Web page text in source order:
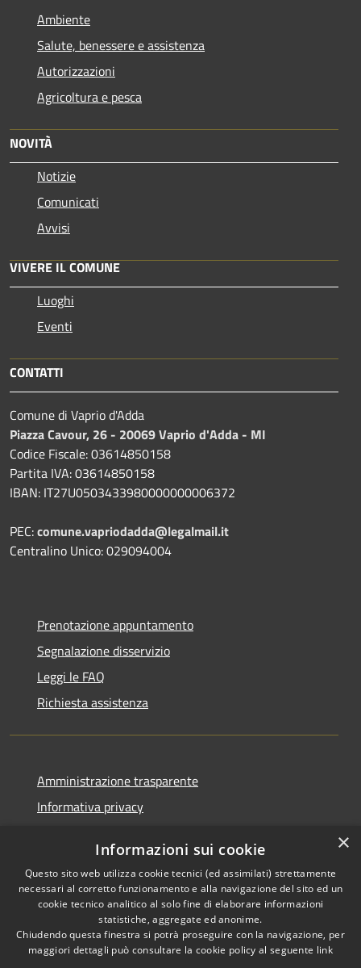
Ambiente
Salute, benessere e assistenza
Autorizzazioni
Agricoltura e pesca
NOVITÀ
Notizie
Comunicati
Avvisi
VIVERE IL COMUNE
Luoghi
Eventi
CONTATTI
Comune di Vaprio d'Adda
Piazza Cavour, 26 - 20069 Vaprio d'Adda - MI
Codice Fiscale: 03614850158
Partita IVA: 03614850158
IBAN: IT27U0503433980000000006372
PEC:comune.vapriodadda@legalmail.it
Centralino Unico: 029094004
Prenotazione appuntamento
Segnalazione disservizio
Leggi le FAQ
Richiesta assistenza
Amministrazione trasparente
Informativa privacy
Dichiarazione di accessibilità
RSS
Accessibilità
Copyright © 2026 • Comune di
Vaprio d'Adda • Powered by
×
Informazioni sui cookie
Questo sito web utilizza cookie tecnici (ed assimilati) strettamente
necessari al corretto funzionamento e alla navigazione del sito ed un
cookie tecnico analitico al solo fine di elaborare informazioni
statistiche, aggregate ed anonime.
Chiudendo questa finestra si potrà proseguire con la navigazione, per
maggiori dettagli può consultare la cookie policy al seguente link